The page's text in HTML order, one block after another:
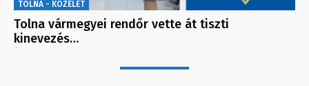
TOLNA - KÖZÉLET
Tolna vármegyei rendőr vette át tiszti
kinevezés…